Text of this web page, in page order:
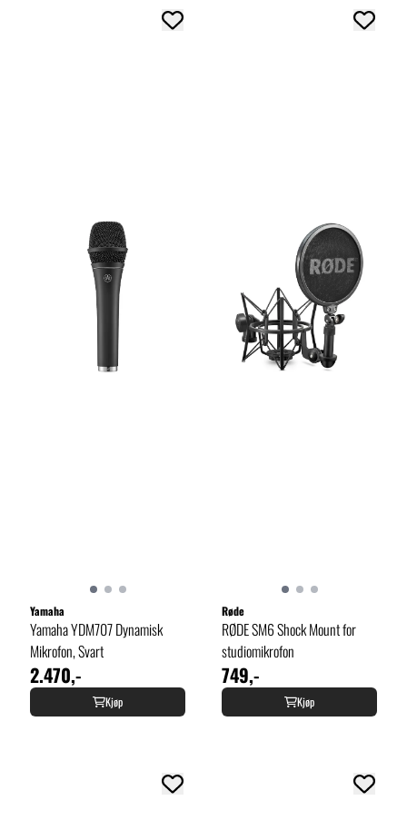
Yamaha
Yamaha YDM707 Dynamisk
Mikrofon, Svart
2.470,-
Kjøp
Røde
RØDE SM6 Shock Mount for
studiomikrofon
749,-
Kjøp